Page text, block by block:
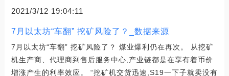
2021/3/12 19:04:11
7月以太坊“车翻” 挖矿风险了？_数据来源
7月以太坊“车翻” 挖矿风险了？ 煤业爆利仍在再次。 从挖矿
机生产商、代理商到售后服务中心,产业链都是在享有着币价
增涨产生的利率效应。 “挖矿机交货迅速,S19一下子就卖没有